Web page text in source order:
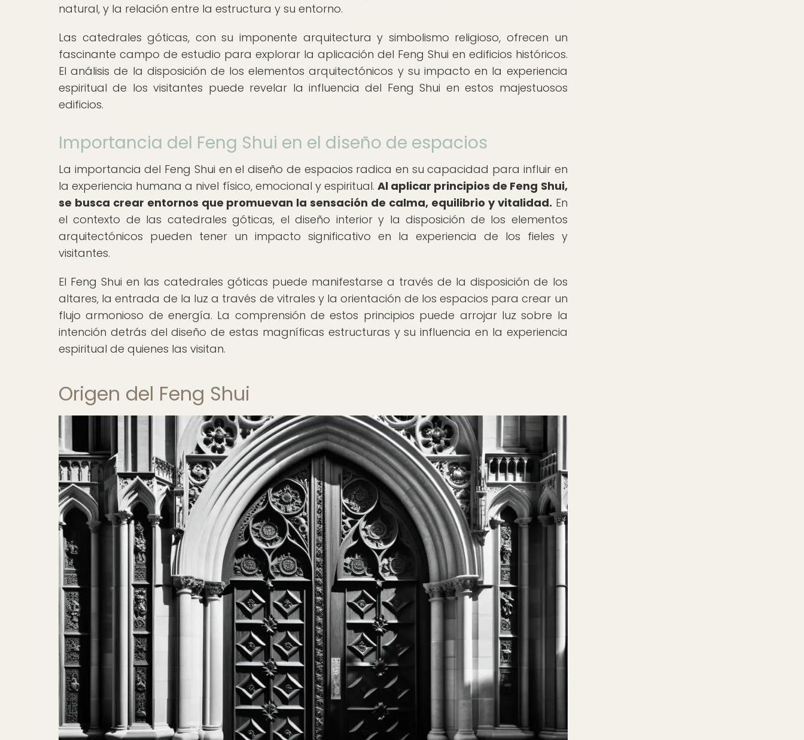
natural, y la relación entre la estructura y su entorno.
Las catedrales góticas, con su imponente arquitectura y simbolismo religioso, ofrecen un
fascinante campo de estudio para explorar la aplicación del Feng Shui en edificios históricos.
El análisis de la disposición de los elementos arquitectónicos y su impacto en la experiencia
espiritual de los visitantes puede revelar la influencia del Feng Shui en estos majestuosos
edificios.
Importancia del Feng Shui en el diseño de espacios
La importancia del Feng Shui en el diseño de espacios radica en su capacidad para influir en
la experiencia humana a nivel físico, emocional y espiritual.Al aplicar principios de Feng Shui,
se busca crear entornos que promuevan la sensación de calma, equilibrio y vitalidad. En
el contexto de las catedrales góticas, el diseño interior y la disposición de los elementos
arquitectónicos pueden tener un impacto significativo en la experiencia de los fieles y
visitantes.
El Feng Shui en las catedrales góticas puede manifestarse a través de la disposición de los
altares, la entrada de la luz a través de vitrales y la orientación de los espacios para crear un
flujo armonioso de energía. La comprensión de estos principios puede arrojar luz sobre la
intención detrás del diseño de estas magníficas estructuras y su influencia en la experiencia
espiritual de quienes las visitan.
Origen del Feng Shui